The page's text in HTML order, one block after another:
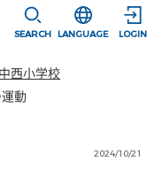
SEARCH
選択すると言
LANGUAGE LOGIN
西小学校
動
2024/10/21